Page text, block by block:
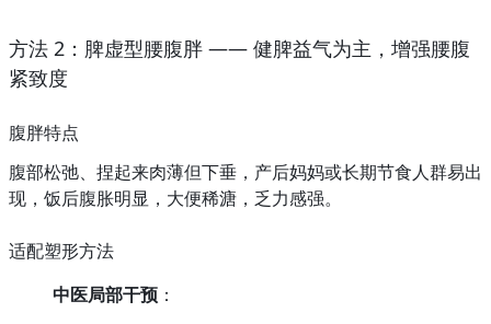
方法 2：脾虚型腰腹胖 —— 健脾益气为主，增强腰腹
紧致度
腹胖特点
腹部松弛、捏起来肉薄但下垂，产后妈妈或长期节食人群易出
现，饭后腹胀明显，大便稀溏，乏力感强。
适配塑形方法
中医局部干预 ：